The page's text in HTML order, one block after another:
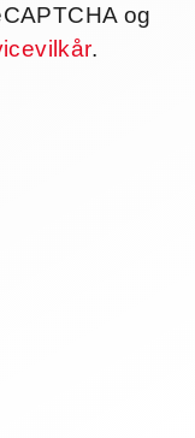
og
.